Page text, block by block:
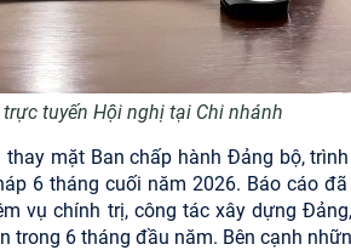
tuyến Hội nghị tại Chi nhánh
mặt Ban chấp hành Đảng bộ,
6 tháng cuối năm 2026. Báo cáo
vụ chính trị, công tác xây dựng
trong 6 tháng đầu năm. Bên cạnh